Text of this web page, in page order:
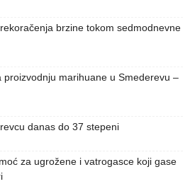
brzine tokom sedmodnevne
proizvodnju marihuane u Smederevu –
danas do 37 stepeni
za ugrožene i vatrogasce koji gase